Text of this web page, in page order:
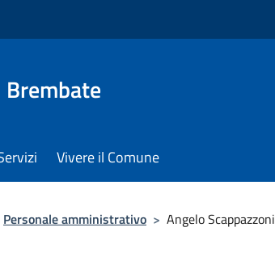
Brembate
Vivere il Comune
Personale amministrativo > Angelo Scappazzoni